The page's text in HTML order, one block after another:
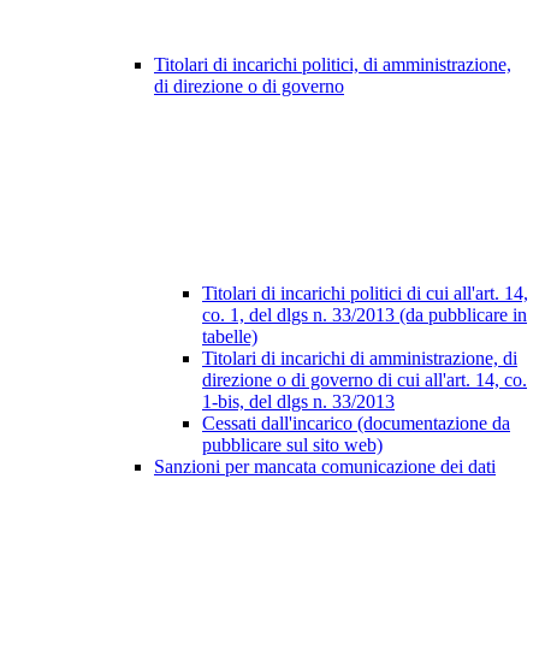
Titolari di incarichi politici, di amministrazione,
di direzione o di governo
Titolari di incarichi politici di cui all'art. 14,
co. 1, del dlgs n. 33/2013 (da pubblicare in
tabelle)
Titolari di incarichi di amministrazione, di
direzione o di governo di cui all'art. 14, co.
1-bis, del dlgs n. 33/2013
Cessati dall'incarico (documentazione da
pubblicare sul sito web)
Sanzioni per mancata comunicazione dei dati